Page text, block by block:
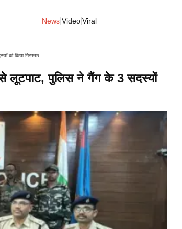
News Video Viral
को किया गिरफ्तार
लूटपाट, पुलिस ने गैंग के 3 सदस्यों